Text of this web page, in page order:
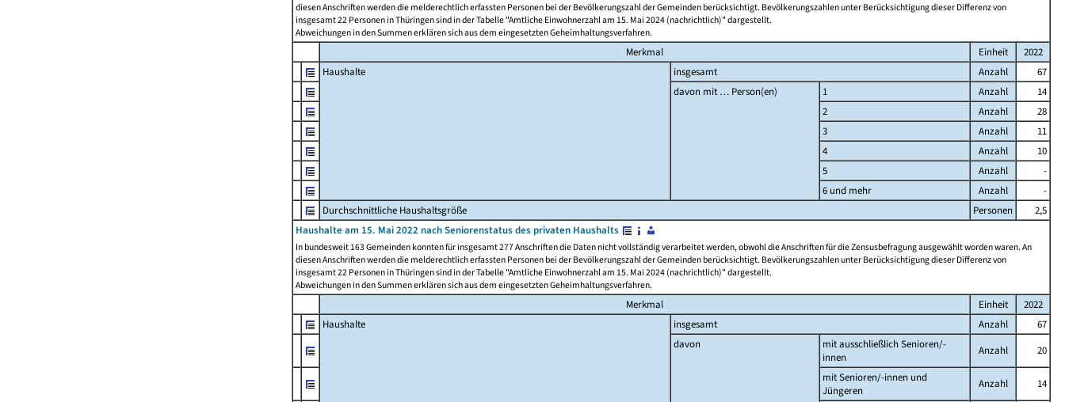
diesen Anschriften werden die melderechtlich erfassten Personen bei der Bevölkerungszahl der Gemeinden berücksichtigt. Bevölkerungszahlen unter Berücksichtigung dieser Differenz von
insgesamt 22 Personen in Thüringen sind in der Tabelle "Amtliche Einwohnerzahl am 15. Mai 2024 (nachrichtlich)" dargestellt.
Abweichungen in den Summen erklären sich aus dem eingesetzten Geheimhaltungsverfahren.
Merkmal Einheit
2022
Haushalte
insgesamt Anzahl
67
davon mit … Person(en)
1 Anzahl
14
2
Anzahl
28
3
Anzahl
11
4
Anzahl
10
5
Anzahl
-
6 und mehr
Anzahl
-
Durchschnittliche Haushaltsgröße
Personen
2,5
Haushalte am 15. Mai 2022 nach Seniorenstatus des privaten Haushalts
In bundesweit 163 Gemeinden konnten für insgesamt 277 Anschriften die Daten nicht vollständig verarbeitet werden, obwohl die Anschriften für die Zensusbefragung ausgewählt worden waren. An
diesen Anschriften werden die melderechtlich erfassten Personen bei der Bevölkerungszahl der Gemeinden berücksichtigt. Bevölkerungszahlen unter Berücksichtigung dieser Differenz von
insgesamt 22 Personen in Thüringen sind in der Tabelle "Amtliche Einwohnerzahl am 15. Mai 2024 (nachrichtlich)" dargestellt.
Abweichungen in den Summen erklären sich aus dem eingesetzten Geheimhaltungsverfahren.
Merkmal Einheit
2022
Haushalte
insgesamt Anzahl
67
davon
mit ausschließlich Senioren/-
innen
Anzahl
20
mit Senioren/-innen und
Jüngeren
Anzahl
14